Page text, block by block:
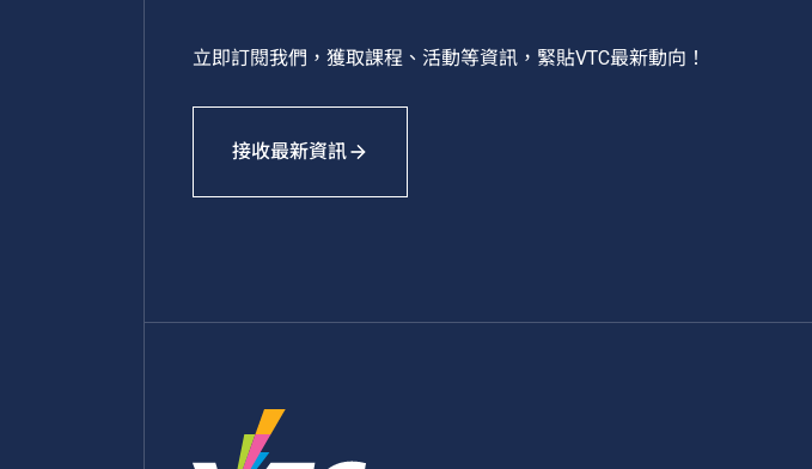
立即訂閱我們，獲取課程、活動等資訊，緊貼VTC最新動向！
接收最新資訊